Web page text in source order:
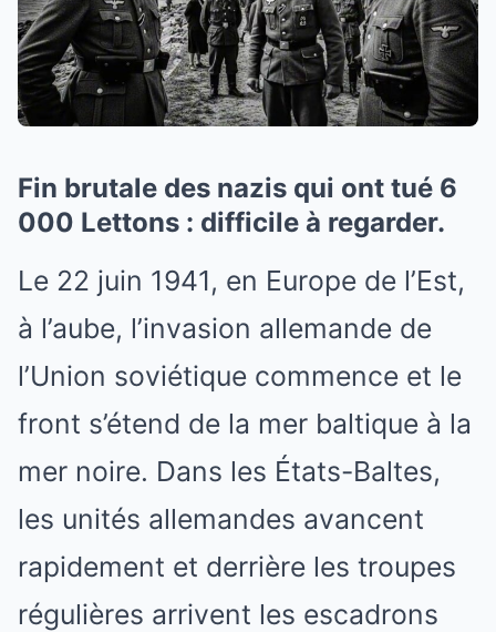
Fin brutale des nazis qui ont tué 6
000 Lettons : difficile à regarder.
Le 22 juin 1941, en Europe de l’Est,
à l’aube, l’invasion allemande de
l’Union soviétique commence et le
front s’étend de la mer baltique à la
mer noire. Dans les États-Baltes,
les unités allemandes avancent
rapidement et derrière les troupes
régulières arrivent les escadrons